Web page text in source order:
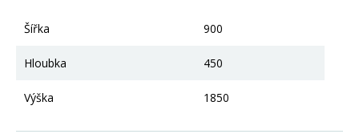
Šířka 900
Hloubka 450
Výška 1850